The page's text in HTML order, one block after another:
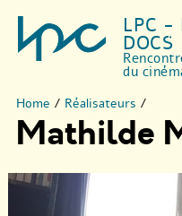
LPC -
DOCS
du
Home / Réalisateurs /
Mathilde